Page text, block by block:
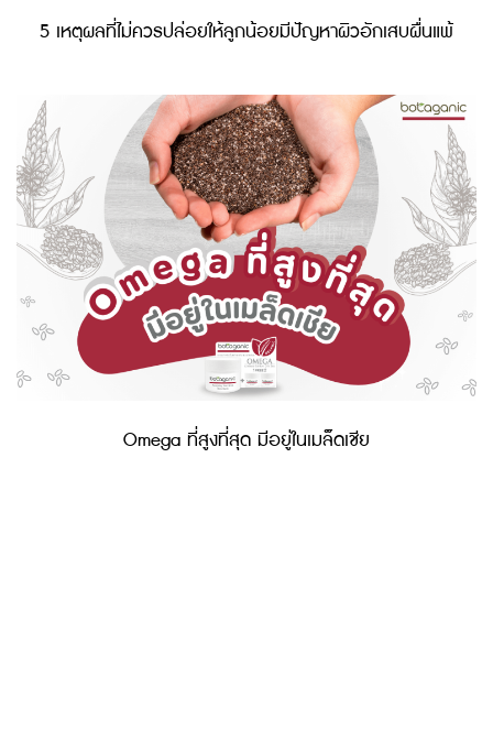
5 เหตุผลที่ไม่ควรปล่อยให้ลูกน้อยมีปัญหาผิวอักเสบผื่นแพ้
Omega ที่สูงที่สุด มีอยู่ในเมล็ดเชีย